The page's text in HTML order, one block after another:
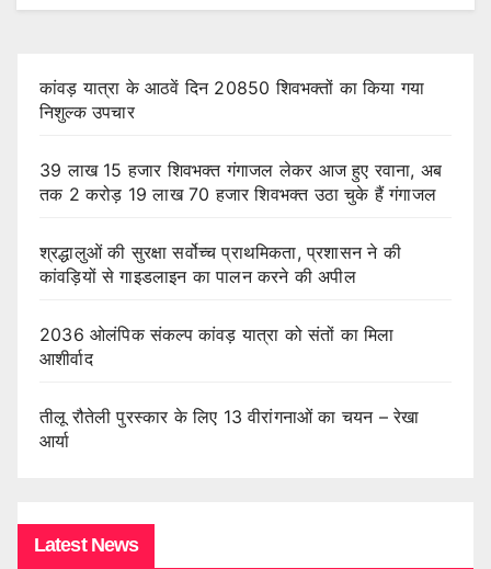
कांवड़ यात्रा के आठवें दिन 20850 शिवभक्तों का किया गया
निशुल्क उपचार
39 लाख 15 हजार शिवभक्त गंगाजल लेकर आज हुए रवाना, अब
तक 2 करोड़ 19 लाख 70 हजार शिवभक्त उठा चुके हैं गंगाजल
श्रद्धालुओं की सुरक्षा सर्वोच्च प्राथमिकता, प्रशासन ने की
कांवड़ियों से गाइडलाइन का पालन करने की अपील
2036 ओलंपिक संकल्प कांवड़ यात्रा को संतों का मिला
आशीर्वाद
तीलू रौतेली पुरस्कार के लिए 13 वीरांगनाओं का चयन – रेखा
आर्या
Latest News